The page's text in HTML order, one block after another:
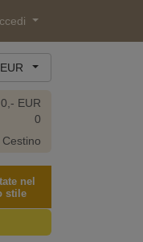
EUR
0,- EUR
0
nel
stile